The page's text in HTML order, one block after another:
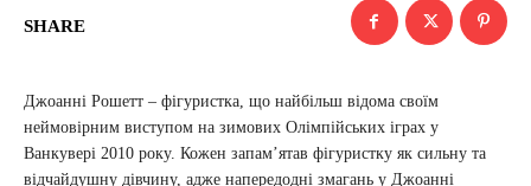
SHARE
Джоанні Рошетт – фігуристка, що найбільш відома своїм
неймовірним виступом на зимових Олімпійських іграх у
Ванкувері 2010 року. Кожен запам’ятав фігуристку як сильну та
відчайдушну дівчину, адже напередодні змагань у Джоанні